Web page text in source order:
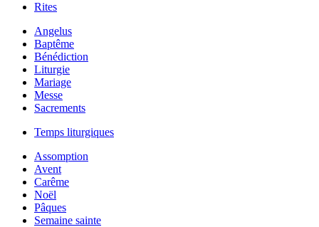
Rites
Angelus
Baptême
Bénédiction
Liturgie
Mariage
Messe
Sacrements
Temps liturgiques
Assomption
Avent
Carême
Noël
Pâques
Semaine sainte